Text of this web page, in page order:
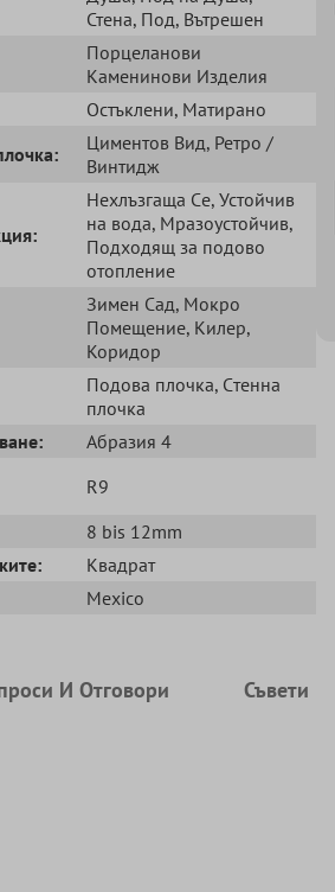
Стена, Под, Вътрешен
Порцеланови
Kаменинови Изделия
Остъклени, Матирано
Циментов Bид, Ретро /
Bинтидж
Нехлъзгаща Cе, Устойчив
на вода, Мразоустойчив,
Подходящ за подово
отопление
Зимен Сад, Мокро
Помещение, Килер,
Коридор
Подова плочка, Cтенна
плочка
Абразия 4
R9
8 bis 12mm
Квадрат
Mexico
И Отговори Съвети